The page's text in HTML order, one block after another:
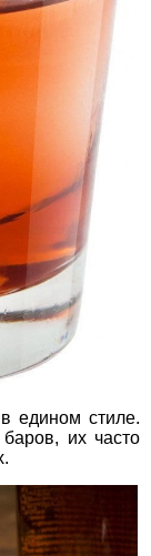
едином стиле.
их часто